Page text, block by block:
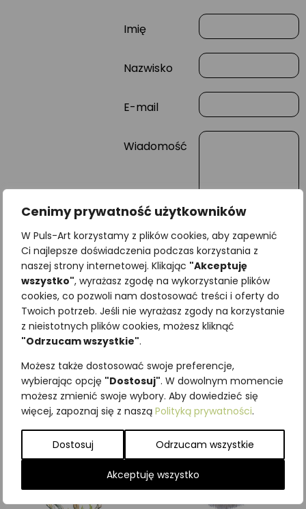
Cenimy prywatność użytkowników
W Puls-Art korzystamy z plików cookies, aby zapewnić
Ci najlepsze doświadczenia podczas korzystania z
naszej strony internetowej. Klikając "Akceptuję
wszystko", wyrażasz zgodę na wykorzystanie plików
cookies, co pozwoli nam dostosować treści i oferty do
Twoich potrzeb. Jeśli nie wyrażasz zgody na korzystanie
z nieistotnych plików cookies, możesz kliknąć
"Odrzucam wszystkie".
Możesz także dostosować swoje preferencje,
wybierając opcję "Dostosuj". W dowolnym momencie
możesz zmienić swoje wybory. Aby dowiedzieć się
więcej, zapoznaj się z naszą Polityką prywatności.
Dostosuj Odrzucam wszystkie
Akceptuję wszystko
Imię
Nazwisko
E-mail
Wiadomość
Najniższa cena z ostatnich 30
dni:65,00zł
SKU:
Podobne produkty